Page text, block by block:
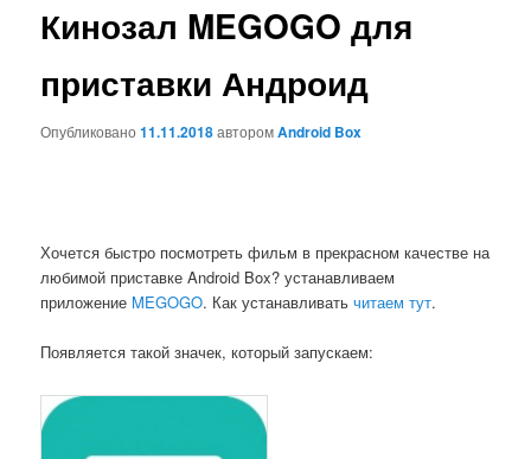
Кинозал MEGOGO для
приставки Андроид
Опубликовано11.11.2018авторомAndroid Box
Хочется быстро посмотреть фильм в прекрасном качестве на
любимой приставке Android Box? устанавливаем
приложение MEGOGO. Как устанавливатьчитаем тут.
Появляется такой значек, который запускаем: